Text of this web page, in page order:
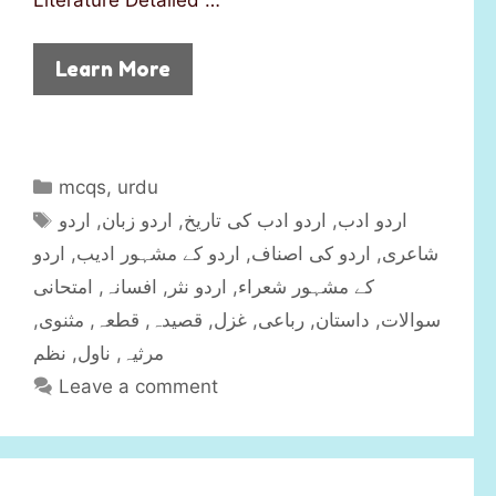
Learn More
C
t
e
g
o
r
i
s
mcqs, urdu
T
a
s
اردو ادب, اردو ادب کی تاریخ, اردو زبان, اردو
شاعری, اردو کی اصناف, اردو کے مشہور ادیب, اردو
کے مشہور شعراء, اردو نثر , افسانہ , امتحانی
سوالات, داستان, رباعی, غزل, قصیدہ , قطعہ , مثنوی,
مرثیہ , ناول, نظم
Leave a comment